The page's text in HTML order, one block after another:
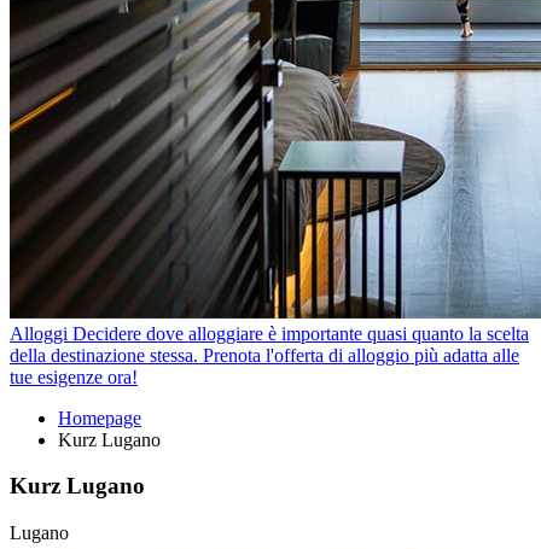
Alloggi Decidere dove alloggiare è importante quasi quanto la scelta
della destinazione stessa. Prenota l'offerta di alloggio più adatta alle
tue esigenze ora!
Homepage
Kurz Lugano
Kurz Lugano
Lugano